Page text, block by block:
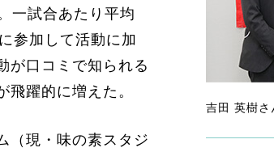
一試合あたり平均
参加して活動に加
が口コミで知られる
躍的に増えた。
（現・味の素スタジ
吉田 英樹